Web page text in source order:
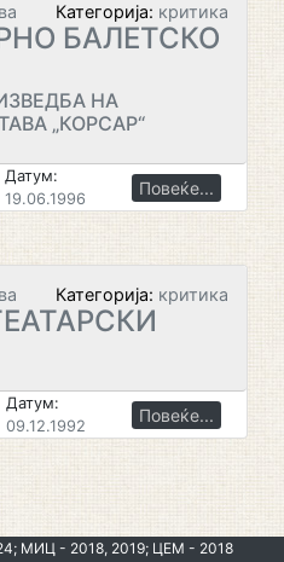
Категорија: критика
БАЛЕТСКО
НА
„КОРСАР“
Датум:
19.06.1996
Повеќе...
Категорија: критика
Датум:
09.12.1992
Повеќе...
МИЦ - 2018, 2019; ЦЕМ - 2018